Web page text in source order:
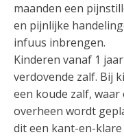
maanden een
en pijnlijke
infuus inbrengen.
Kinderen vanaf 1
verdovende zalf. Bij
een koude zalf,
overheen wordt
dit een kant-en-